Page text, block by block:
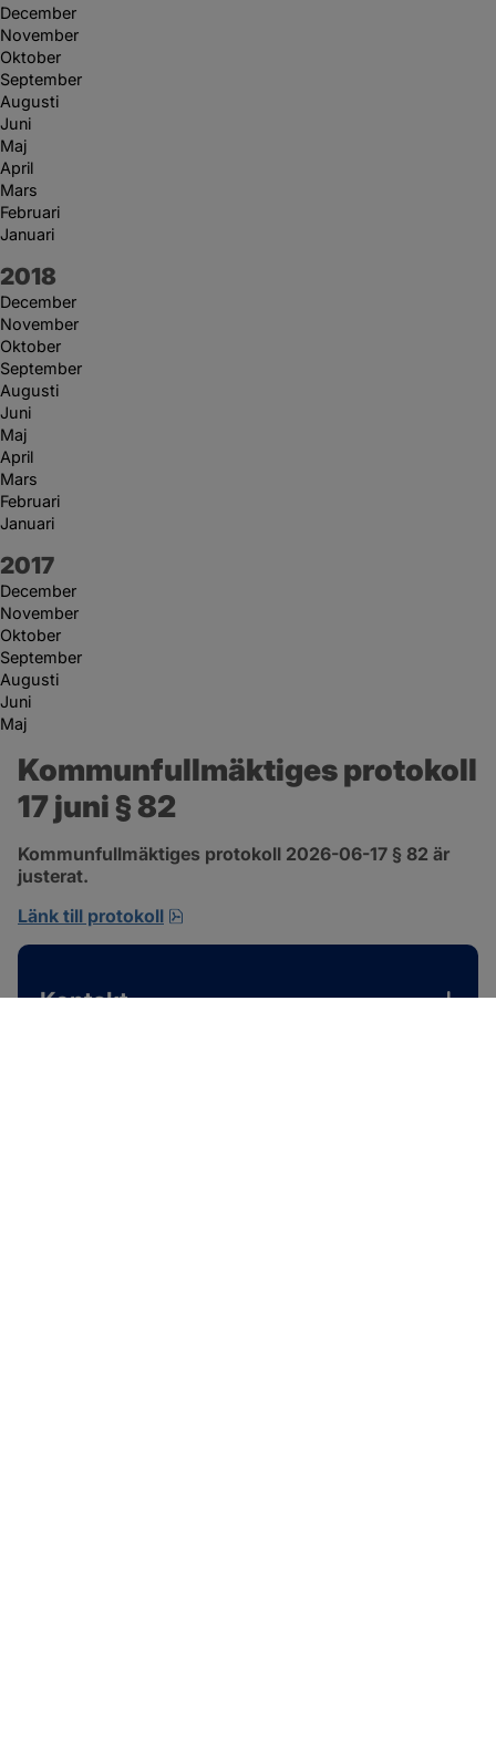
December
November
Oktober
September
Augusti
Juni
Maj
April
Mars
Februari
Januari
År:
2018
December
November
Oktober
September
Augusti
Juni
Maj
April
Mars
Februari
Januari
År:
2017
December
November
Oktober
September
Augusti
Juni
Maj
Kommunfullmäktiges protokoll
17 juni § 82
Kommunfullmäktiges protokoll 2026-06-17 § 82 är
justerat.
Länk till protokoll
Kontakt